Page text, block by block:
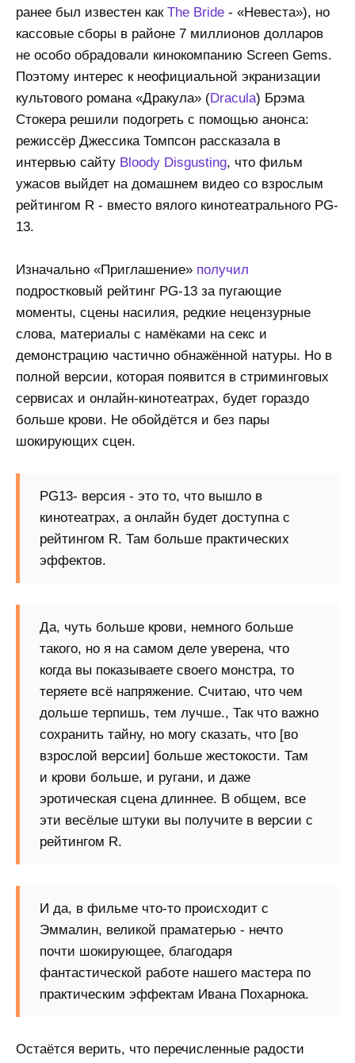
ранее был известен как The Bride - «Невеста»), но
кассовые сборы в районе 7 миллионов долларов
не особо обрадовали кинокомпанию Screen Gems.
Поэтому интерес к неофициальной экранизации
культового романа «Дракула» (Dracula) Брэма
Стокера решили подогреть с помощью анонса:
режиссёр Джессика Томпсон рассказала в
интервью сайту Bloody Disgusting, что фильм
ужасов выйдет на домашнем видео со взрослым
рейтингом R - вместо вялого кинотеатрального PG-
13.
Изначально «Приглашение» получил
подростковый рейтинг PG-13 за пугающие
моменты, сцены насилия, редкие нецензурные
слова, материалы с намёками на секс и
демонстрацию частично обнажённой натуры. Но в
полной версии, которая появится в стриминговых
сервисах и онлайн-кинотеатрах, будет гораздо
больше крови. Не обойдётся и без пары
шокирующих сцен.
PG13- версия - это то, что вышло в
кинотеатрах, а онлайн будет доступна с
рейтингом R. Там больше практических
эффектов.
Да, чуть больше крови, немного больше
такого, но я на самом деле уверена, что
когда вы показываете своего монстра, то
теряете всё напряжение. Считаю, что чем
дольше терпишь, тем лучше., Так что важно
сохранить тайну, но могу сказать, что [во
взрослой версии] больше жестокости. Там
и крови больше, и ругани, и даже
эротическая сцена длиннее. В общем, все
эти весёлые штуки вы получите в версии с
рейтингом R.
И да, в фильме что-то происходит с
Эммалин, великой праматерью - нечто
почти шокирующее, благодаря
фантастической работе нашего мастера по
практическим эффектам Ивана Похарнока.
Остаётся верить, что перечисленные радости